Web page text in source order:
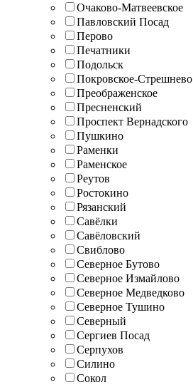
Очаково-Матвеевское
Павловский Посад
Перово
Печатники
Подольск
Покровское-Стрешнево
Преображенское
Пресненский
Проспект Вернадского
Пушкино
Раменки
Раменское
Реутов
Ростокино
Рязанский
Савёлки
Савёловский
Свиблово
Северное Бутово
Северное Измайлово
Северное Медведково
Северное Тушино
Северный
Сергиев Посад
Серпухов
Силино
Сокол